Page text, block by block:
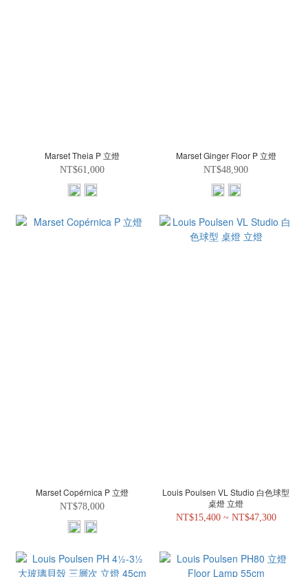
Marset Theia P 立燈
NT$61,000
Marset Ginger Floor P 立燈
NT$48,900
Marset Copérnica P 立燈
NT$78,000
Louis Poulsen VL Studio 白色球型
桌燈 立燈
NT$15,400 ~ NT$47,300